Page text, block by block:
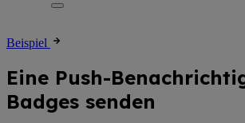
Beispiel
Eine Push-
Badges senden